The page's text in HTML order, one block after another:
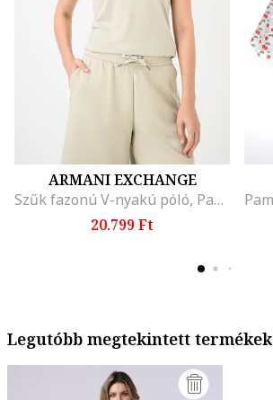
ARMANI EXCHANGE
Szűk fazonú V-nyakú póló, Pasztellzöld
20.799 Ft
Legutóbb megtekintett termékek